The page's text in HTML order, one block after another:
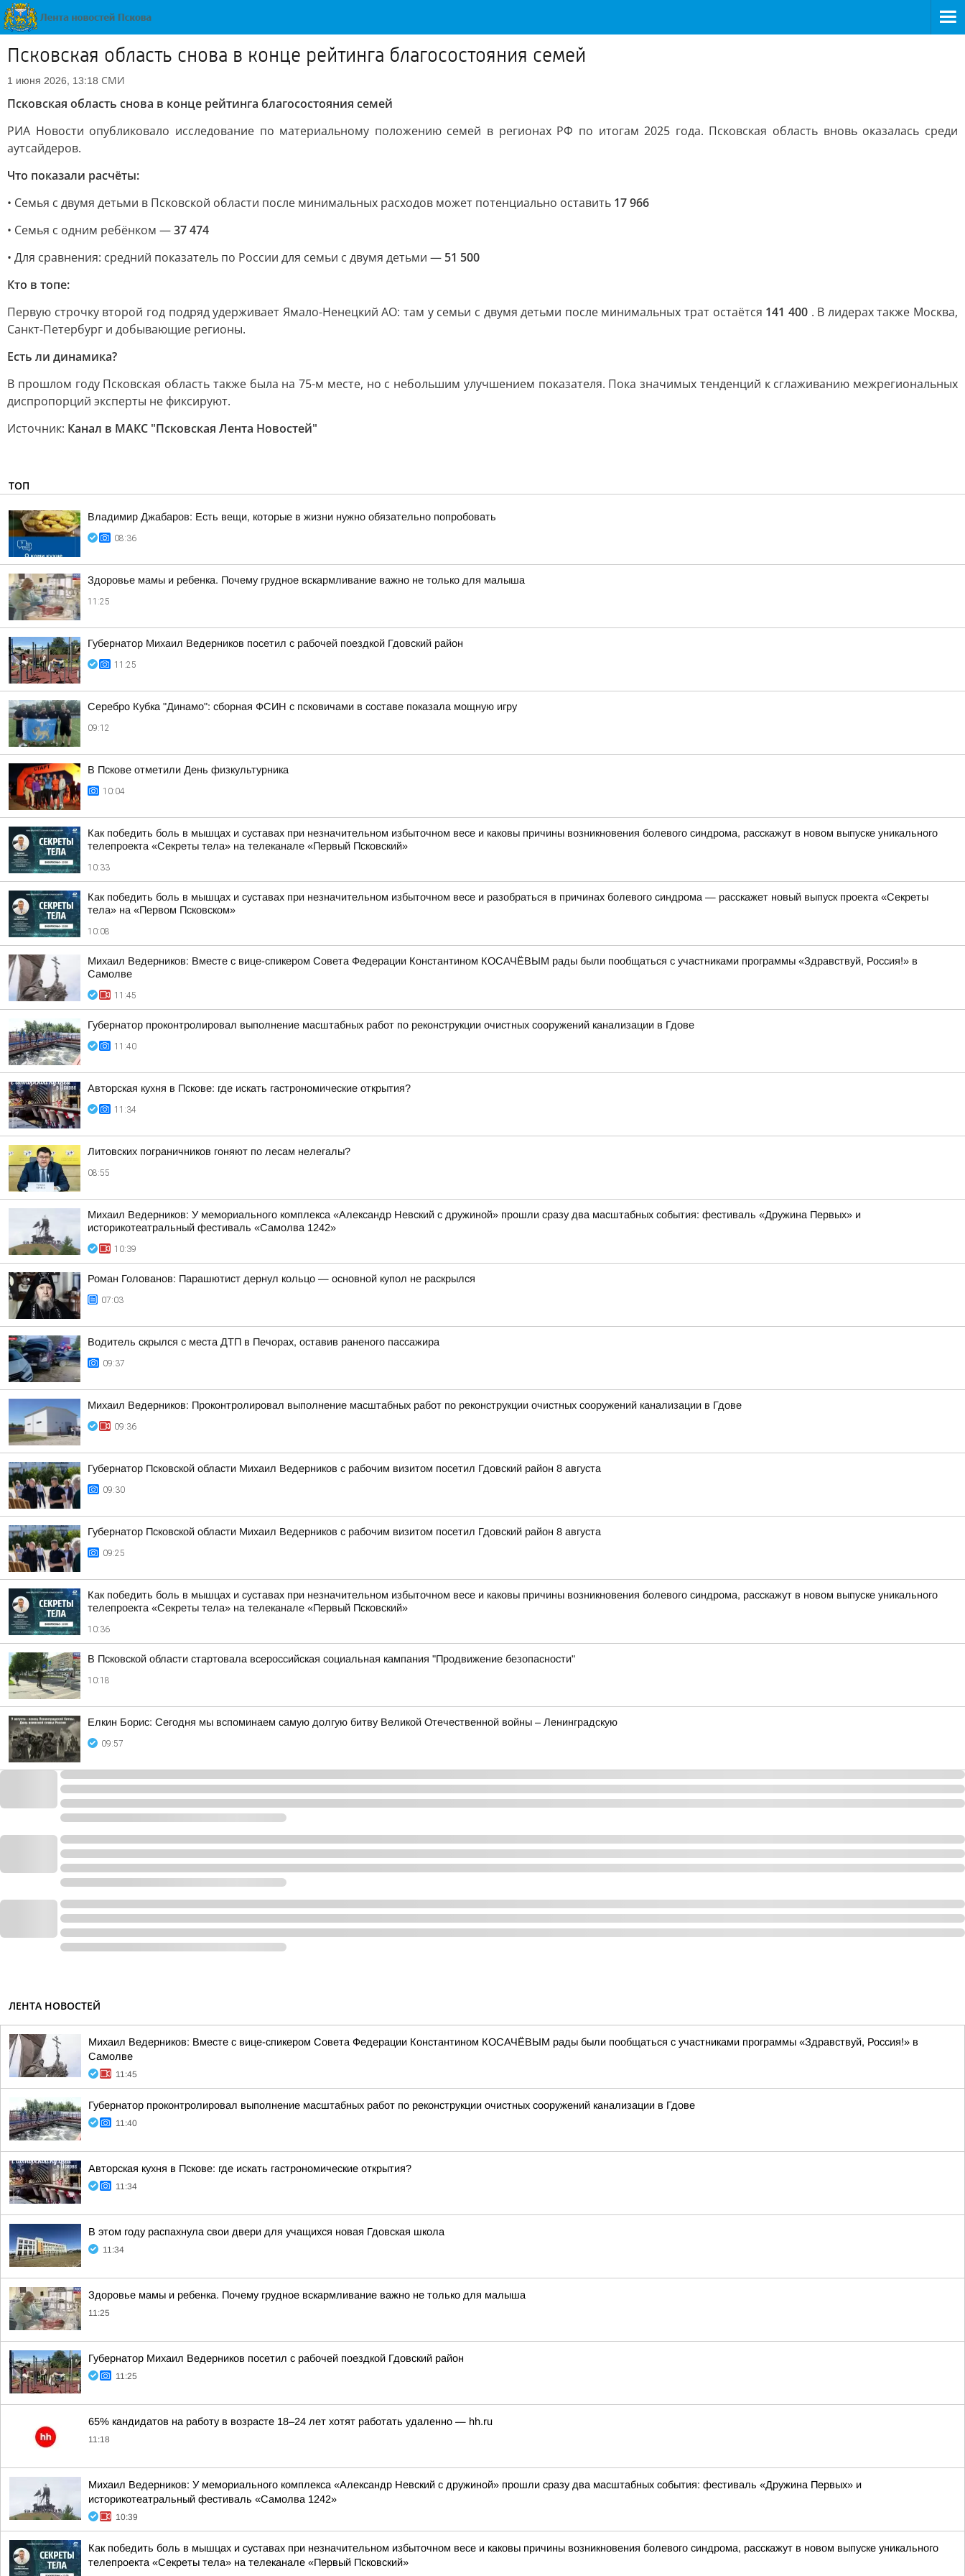
Псковская область снова в конце рейтинга благосостояния семей
1 июня 2026, 13:18 СМИ
Псковская область снова в конце рейтинга благосостояния семей
РИА Новости опубликовало исследование по материальному положению семей в регионах РФ по итогам 2025 года. Псковская область вновь оказалась среди
аутсайдеров.
Что показали расчёты:
• Семья с двумя детьми в Псковской области после минимальных расходов может потенциально оставить 17 966
• Семья с одним ребёнком —37 474
• Для сравнения: средний показатель по России для семьи с двумя детьми — 51 500
Кто в топе:
Первую строчку второй год подряд удерживает Ямало-Ненецкий АО: там у семьи с двумя детьми после минимальных трат остаётся 141 400 . В лидерах также Москва,
Санкт-Петербург и добывающие регионы.
Есть ли динамика?
В прошлом году Псковская область также была на 75-м месте, но с небольшим улучшением показателя. Пока значимых тенденций к сглаживанию межрегиональных
диспропорций эксперты не фиксируют.
Источник: Канал в МАКС "Псковская Лента Новостей"
ТОП
Владимир Джабаров: Есть вещи, которые в жизни нужно обязательно попробовать
08:36
Здоровье мамы и ребенка. Почему грудное вскармливание важно не только для малыша
11:25
Губернатор Михаил Ведерников посетил с рабочей поездкой Гдовский район
11:25
Серебро Кубка "Динамо": сборная ФСИН с псковичами в составе показала мощную игру
09:12
В Пскове отметили День физкультурника
10:04
Как победить боль в мышцах и суставах при незначительном избыточном весе и каковы причины возникновения болевого синдрома, расскажут в новом выпуске уникального
телепроекта «Секреты тела» на телеканале «Первый Псковский»
10:33
Как победить боль в мышцах и суставах при незначительном избыточном весе и разобраться в причинах болевого синдрома — расскажет новый выпуск проекта «Секреты
тела» на «Первом Псковском»
10:08
Михаил Ведерников: Вместе с вице-спикером Совета Федерации Константином КОСАЧЁВЫМ рады были пообщаться с участниками программы «Здравствуй, Россия!» в
Самолве
11:45
Губернатор проконтролировал выполнение масштабных работ по реконструкции очистных сооружений канализации в Гдове
11:40
Авторская кухня в Пскове: где искать гастрономические открытия?
11:34
Литовских пограничников гоняют по лесам нелегалы?
08:55
Михаил Ведерников: У мемориального комплекса «Александр Невский с дружиной» прошли сразу два масштабных события: фестиваль «Дружина Первых» и
историкотеатральный фестиваль «Самолва 1242»
10:39
Роман Голованов: Парашютист дернул кольцо — основной купол не раскрылся
07:03
Водитель скрылся с места ДТП в Печорах, оставив раненого пассажира
09:37
Михаил Ведерников: Проконтролировал выполнение масштабных работ по реконструкции очистных сооружений канализации в Гдове
09:36
Губернатор Псковской области Михаил Ведерников с рабочим визитом посетил Гдовский район 8 августа
09:30
Губернатор Псковской области Михаил Ведерников с рабочим визитом посетил Гдовский район 8 августа
09:25
Как победить боль в мышцах и суставах при незначительном избыточном весе и каковы причины возникновения болевого синдрома, расскажут в новом выпуске уникального
телепроекта «Секреты тела» на телеканале «Первый Псковский»
10:36
В Псковской области стартовала всероссийская социальная кампания "Продвижение безопасности"
10:18
Елкин Борис: Сегодня мы вспоминаем самую долгую битву Великой Отечественной войны – Ленинградскую
09:57
ЛЕНТА НОВОСТЕЙ
Михаил Ведерников: Вместе с вице-спикером Совета Федерации Константином КОСАЧЁВЫМ рады были пообщаться с участниками программы «Здравствуй, Россия!» в
Самолве
11:45
Губернатор проконтролировал выполнение масштабных работ по реконструкции очистных сооружений канализации в Гдове
11:40
Авторская кухня в Пскове: где искать гастрономические открытия?
11:34
В этом году распахнула свои двери для учащихся новая Гдовская школа
11:34
Здоровье мамы и ребенка. Почему грудное вскармливание важно не только для малыша
11:25
Губернатор Михаил Ведерников посетил с рабочей поездкой Гдовский район
11:25
65% кандидатов на работу в возрасте 18–24 лет хотят работать удаленно — hh.ru
11:18
Михаил Ведерников: У мемориального комплекса «Александр Невский с дружиной» прошли сразу два масштабных события: фестиваль «Дружина Первых» и
историкотеатральный фестиваль «Самолва 1242»
10:39
Как победить боль в мышцах и суставах при незначительном избыточном весе и каковы причины возникновения болевого синдрома, расскажут в новом выпуске уникального
телепроекта «Секреты тела» на телеканале «Первый Псковский»